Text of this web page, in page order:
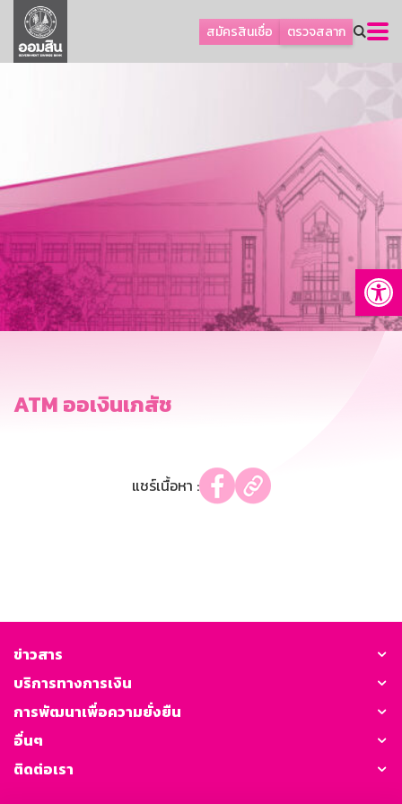
สมัครสินเชื่อ ตรวจสลาก
ลูกค้าธุรกิจ
ลูกค้าผู้ประกอบรายย่อย
การพัฒนาที่ยั่งยืน
ข่าวสาร
บริการทางการเงิน
อื่นๆ
ติดต่อเรา
บริการออนไลน์
GSB Society
ATM ออเงินเภสัช
แชร์เนื้อหา :
ข่าวสาร
บริการทางการเงิน
การพัฒนาเพื่อความยั่งยืน
อื่นๆ
ติดต่อเรา